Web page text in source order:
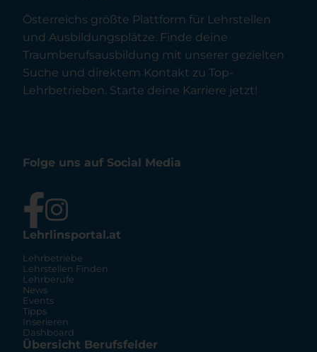
Österreichs größte Plattform für Lehrstellen
und Ausbildungsplätze. Finde deine
Traumberufsausbildung mit unserer gezielten
Suche und direktem Kontakt zu Top-
Lehrbetrieben. Starte deine Karriere jetzt!
Folge uns auf Social Media
Lehrlinsportal.at
Lehrbetriebe
Lehrstellen Finden
Lehrberufe
News
Events
Tipps
Inserieren
Dashboard
Übersicht Berufsfelder